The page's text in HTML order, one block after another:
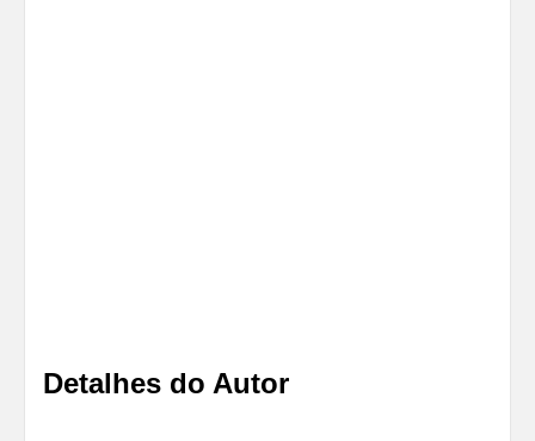
Detalhes do Autor